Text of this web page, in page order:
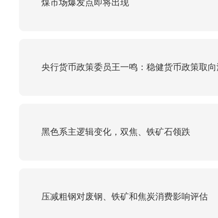
煤市场爆发点即将出现
央行货币政策委员王一鸣：稳健货币政策取
黑色系主逻辑变化，双焦、铁矿石领跌
压减粗钢对废钢、铁矿和焦炭消费影响评估